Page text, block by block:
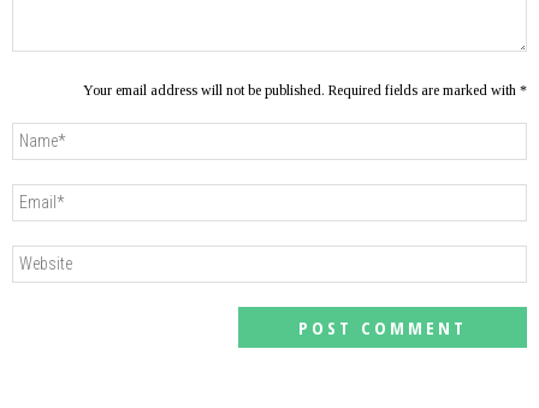
Your email address will not be published. Required fields are marked with *